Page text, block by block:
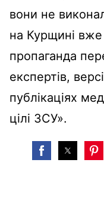
вони не
на Курщині вже
пропаганда
експертів,
публікаціях
цілі ЗСУ».